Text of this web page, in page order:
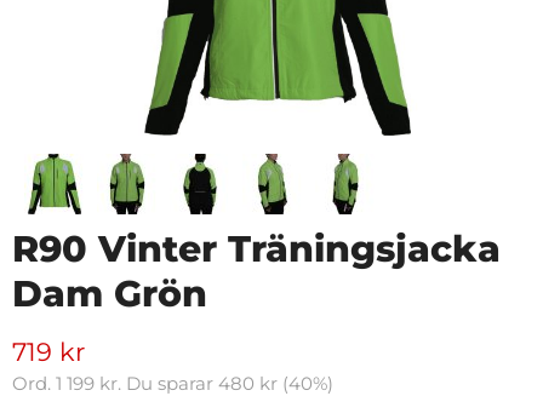
R90 Vinter Träningsjacka
Dam Grön
719 kr
Ord. 1 199 kr. Du sparar 480 kr (40%)